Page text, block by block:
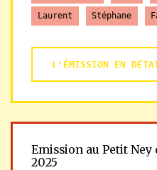
Laurent Stéphane
L'ÉMISSION EN
Emission au Petit Ney
2025